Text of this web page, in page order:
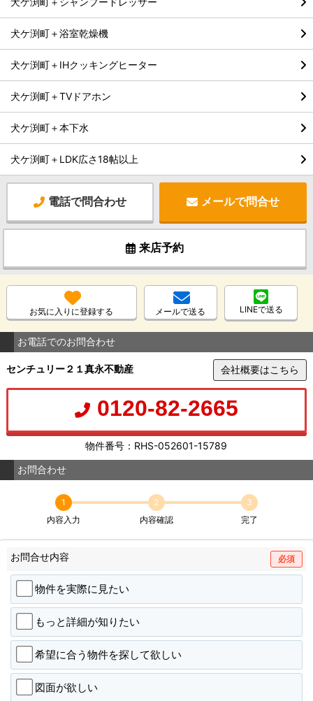
犬ケ渕町＋浴室乾燥機
犬ケ渕町＋IHクッキングヒーター
犬ケ渕町＋TVドアホン
犬ケ渕町＋本下水
犬ケ渕町＋LDK広さ18帖以上
電話で問合わせ メールで問合せ
来店予約
お気に入りに登録する メールで送る LINEで送る
お電話でのお問合わせ
センチュリー２１真永不動産 会社概要はこちら
0120-82-2665
物件番号：RHS-052601-15789
お問合わせ
1
内容入力
2
内容確認
3
完了
お問合せ内容 必須
物件を実際に見たい
もっと詳細が知りたい
希望に合う物件を探して欲しい
図面が欲しい